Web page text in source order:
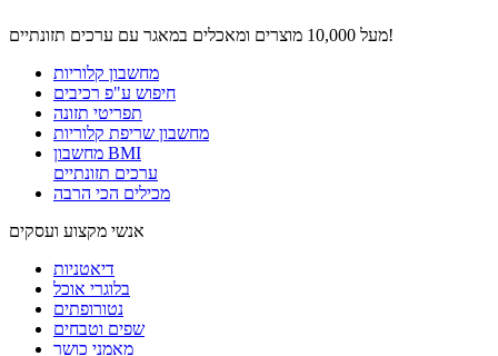
מעל 10,000 מוצרים ומאכלים במאגר עם ערכים תזונתיים!
מחשבון קלוריות
חיפוש ע"פ רכיבים
תפריטי תזונה
מחשבון שריפת קלוריות
מחשבון BMI
ערכים תזונתיים
מכילים הכי הרבה
אנשי מקצוע ועסקים
דיאטניות
בלוגרי אוכל
נטורופתים
שפים וטבחים
מאמני כושר